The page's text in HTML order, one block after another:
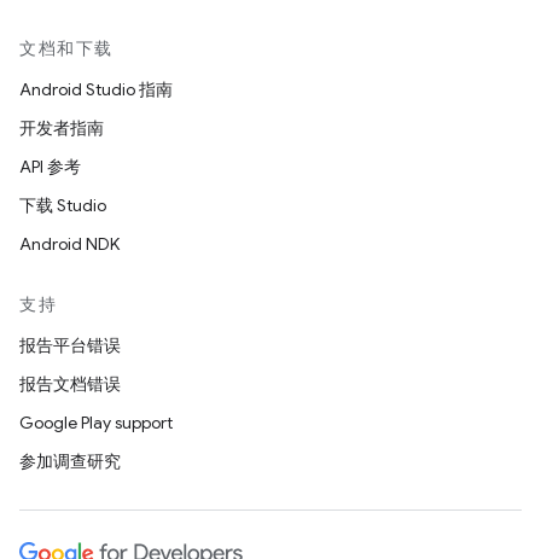
文档和下载
Android Studio 指南
开发者指南
API 参考
下载 Studio
Android NDK
支持
报告平台错误
报告文档错误
Google Play support
参加调查研究